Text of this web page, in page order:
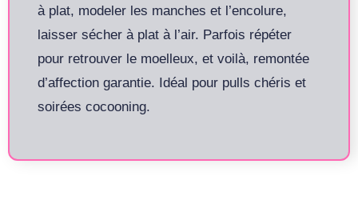
à plat, modeler les manches et l’encolure,
laisser sécher à plat à l’air. Parfois répéter
pour retrouver le moelleux, et voilà, remontée
d’affection garantie. Idéal pour pulls chéris et
soirées cocooning.